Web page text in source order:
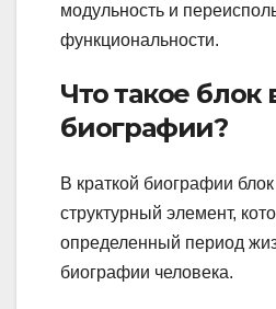
модульность и
функциональности.
Что такое блок
биографии?
В краткой биографии
структурный элемент,
определенный период
биографии человека.